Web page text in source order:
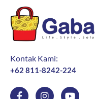
Kontak Kami:
+62 811-8242-224
F
I
Y